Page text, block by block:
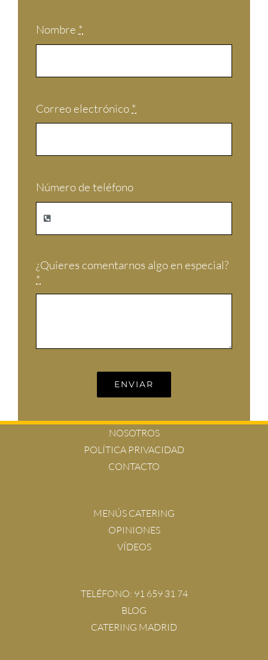
Nombre *
Correo electrónico *
Número de teléfono
¿Quieres comentarnos algo en especial?
*
ENVIAR
NOSOTROS
POLÍTICA PRIVACIDAD
CONTACTO
MENÚS CATERING
OPINIONES
VÍDEOS
TELÉFONO: 91 659 31 74
BLOG
CATERING MADRID